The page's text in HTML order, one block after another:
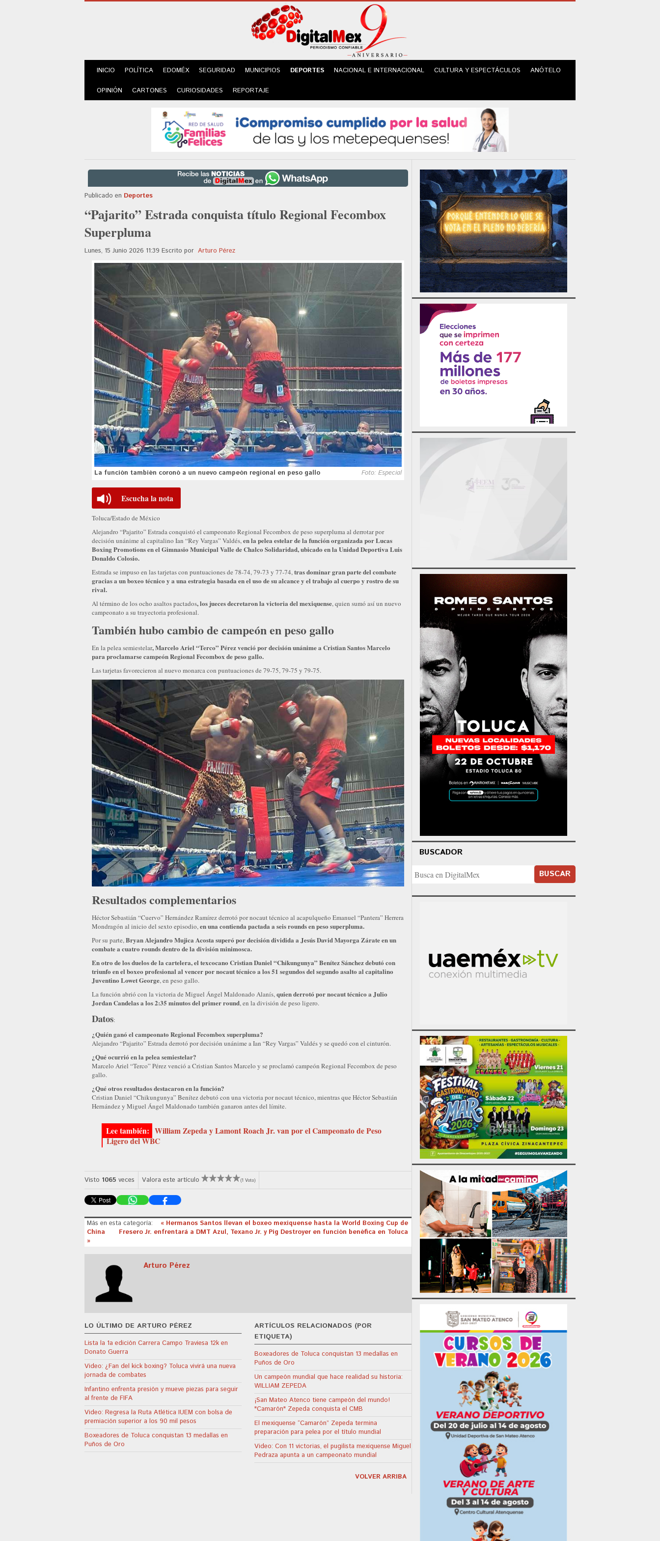
INICIO POLÍTICA EDOMÉX SEGURIDAD MUNICIPIOS DEPORTES NACIONAL E INTERNACIONAL CULTURA Y ESPECTÁCULOS ANÓTELO
OPINIÓN CARTONES CURIOSIDADES REPORTAJE
Publicado en Deportes
“Pajarito” Estrada conquista título Regional Fecombox
Superpluma
Lunes, 15 Junio 2026 11:39 Escrito por Arturo Pérez
La función también coronó a un nuevo campeón regional en peso gallo Foto: Especial
Escucha la nota
Toluca/Estado de México
Alejandro “Pajarito” Estrada conquistó el campeonato Regional Fecombox de peso superpluma al derrotar por
decisión unánime al capitalino Ian “Rey Vargas” Valdés,en la pelea estelar de la función organizada por Lucas
Boxing Promotions en el Gimnasio Municipal Valle de Chalco Solidaridad, ubicado en la Unidad Deportiva Luis
Donaldo Colosio.
Estrada se impuso en las tarjetas con puntuaciones de 78-74, 79-73 y 77-74,tras dominar gran parte del combate
gracias a un boxeo técnico y a una estrategia basada en el uso de su alcance y el trabajo al cuerpo y rostro de su
rival.
Al término de los ocho asaltos pactados, los jueces decretaron la victoria del mexiquense, quien sumó así un nuevo
campeonato a su trayectoria profesional.
También hubo cambio de campeón en peso gallo
En la pelea semiestelar, Marcelo Ariel “Terco” Pérez venció por decisión unánime a Cristian Santos Marcelo
para proclamarse campeón Regional Fecombox de peso gallo.
Las tarjetas favorecieron al nuevo monarca con puntuaciones de 79-75, 79-75 y 79-75.
Resultados complementarios
Héctor Sebastián “Cuervo” Hernández Ramírez derrotó por nocaut técnico al acapulqueño Emanuel “Pantera” Herrera
Mondragón al inicio del sexto episodio,en una contienda pactada a seis rounds en peso superpluma.
Por su parte,Bryan Alejandro Mujica Acosta superó por decisión dividida a Jesús David Mayorga Zárate en un
combate a cuatro rounds dentro de la división minimosca.
En otro de los duelos de la cartelera, el texcocano Cristian Daniel “Chikungunya” Benítez Sánchez debutó con
triunfo en el boxeo profesional al vencer por nocaut técnico a los 51 segundos del segundo asalto al capitalino
Juventino Lowet George, en peso gallo.
La función abrió con la victoria de Miguel Ángel Maldonado Alanís,quien derrotó por nocaut técnico a Julio
Jordan Candelas a los 2:35 minutos del primer round, en la división de peso ligero.
Datos:
¿Quién ganó el campeonato Regional Fecombox superpluma?
Alejandro “Pajarito” Estrada derrotó por decisión unánime a Ian “Rey Vargas” Valdés y se quedó con el cinturón.
¿Qué ocurrió en la pelea semiestelar?
Marcelo Ariel “Terco” Pérez venció a Cristian Santos Marcelo y se proclamó campeón Regional Fecombox de peso
gallo.
¿Qué otros resultados destacaron en la función?
Cristian Daniel “Chikungunya” Benítez debutó con una victoria por nocaut técnico, mientras que Héctor Sebastián
Hernández y Miguel Ángel Maldonado también ganaron antes del límite.
William Zepeda y Lamont Roach Jr. van por el Campeonato de Peso
Ligero del WBC
Visto 1065 veces Valora este artículo (1 Voto)
Más en esta categoría:
« Hermanos Santos llevan el boxeo mexiquense hasta la World Boxing Cup de
China
Fresero Jr. enfrentará a DMT Azul, Texano Jr. y Pig Destroyer en función benéfica en Toluca
»
Arturo Pérez
LO ÚLTIMO DE ARTURO PÉREZ
Lista la 1a edición Carrera Campo Traviesa 12k en
Donato Guerra
Video: ¿Fan del kick boxing? Toluca vivirá una nueva
jornada de combates
Infantino enfrenta presión y mueve piezas para seguir
al frente de FIFA
Video: Regresa la Ruta Atlética IUEM con bolsa de
premiación superior a los 90 mil pesos
Boxeadores de Toluca conquistan 13 medallas en
Puños de Oro
ARTÍCULOS RELACIONADOS (POR
ETIQUETA)
Boxeadores de Toluca conquistan 13 medallas en
Puños de Oro
Un campeón mundial que hace realidad su historia:
WILLIAM ZEPEDA
¡San Mateo Atenco tiene campeón del mundo!
"Camarón" Zepeda conquista el CMB
El mexiquense “Camarón” Zepeda termina
preparación para pelea por el título mundial
Video: Con 11 victorias, el pugilista mexiquense Miguel
Pedraza apunta a un campeonato mundial
VOLVER ARRIBA
BUSCADOR
BUSCAR